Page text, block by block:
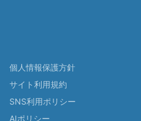
個人情報保護方針
サイト利用規約
SNS利用ポリシー
AIポリシー